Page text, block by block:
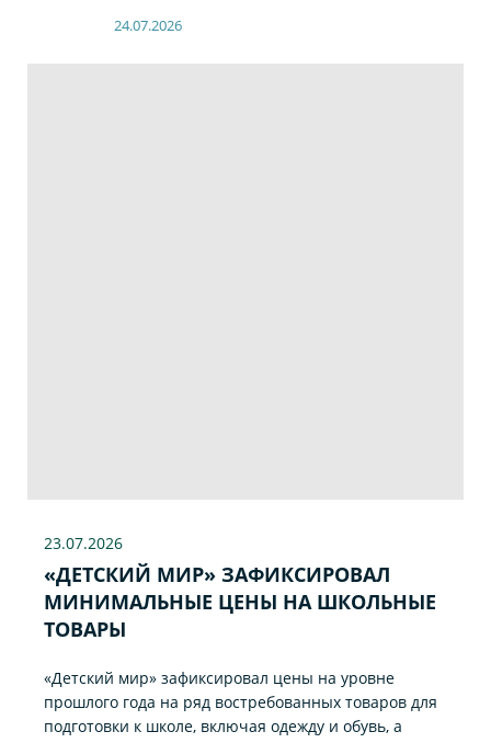
24.07.2026
23.07.2026
«ДЕТСКИЙ МИР» ЗАФИКСИРОВАЛ
МИНИМАЛЬНЫЕ ЦЕНЫ НА ШКОЛЬНЫЕ
ТОВАРЫ
«Детский мир» зафиксировал цены на уровне
прошлого года на ряд востребованных товаров для
подготовки к школе, включая одежду и обувь, а